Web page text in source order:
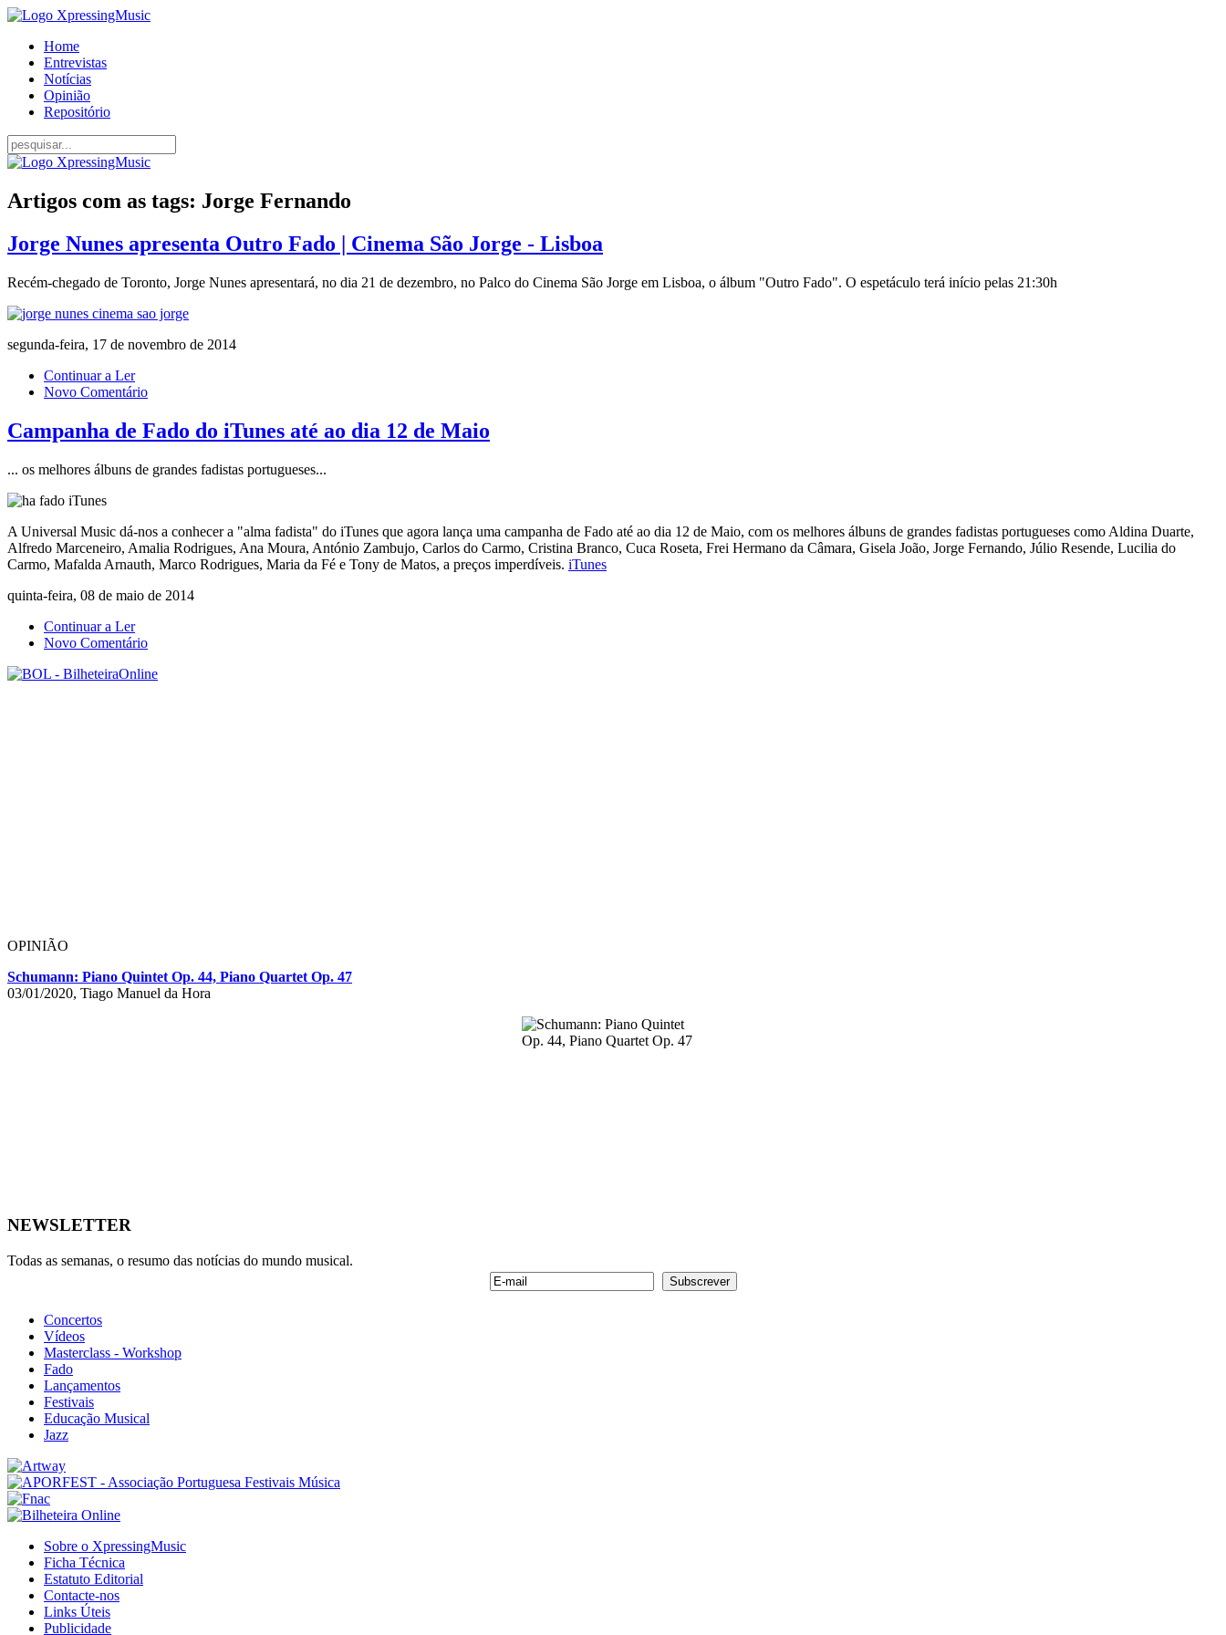
Home
Entrevistas
Notícias
Opinião
Repositório
Artigos com as tags: Jorge Fernando
Jorge Nunes apresenta Outro Fado | Cinema São Jorge - Lisboa
Recém-chegado de Toronto, Jorge Nunes apresentará, no dia 21 de dezembro, no Palco do Cinema São Jorge em Lisboa, o álbum "Outro Fado". O espetáculo terá início pelas 21:30h
segunda-feira, 17 de novembro de 2014
Continuar a Ler
Novo Comentário
Campanha de Fado do iTunes até ao dia 12 de Maio
... os melhores álbuns de grandes fadistas portugueses...
A Universal Music dá-nos a conhecer a "alma fadista" do iTunes que agora lança uma campanha de Fado até ao dia 12 de Maio, com os melhores álbuns de grandes fadistas portugueses como Aldina Duarte,
Alfredo Marceneiro, Amalia Rodrigues, Ana Moura, António Zambujo, Carlos do Carmo, Cristina Branco, Cuca Roseta, Frei Hermano da Câmara, Gisela João, Jorge Fernando, Júlio Resende, Lucilia do
Carmo, Mafalda Arnauth, Marco Rodrigues, Maria da Fé e Tony de Matos, a preços imperdíveis. iTunes
quinta-feira, 08 de maio de 2014
Continuar a Ler
Novo Comentário
OPINIÃO
Schumann: Piano Quintet Op. 44, Piano Quartet Op. 47
03/01/2020, Tiago Manuel da Hora
NEWSLETTER
Todas as semanas, o resumo das notícias do mundo musical.
Concertos
Vídeos
Masterclass - Workshop
Fado
Lançamentos
Festivais
Educação Musical
Jazz
Sobre o XpressingMusic
Ficha Técnica
Estatuto Editorial
Contacte-nos
Links Úteis
Publicidade